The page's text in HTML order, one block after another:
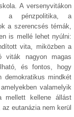
A versenyvitákon
a pénzpolitika, a
a szerencsés témák,
is mellé lehet nyúlni:
vita, miközben a
viták nagyon magas
és fontos, hogy
demokratikus mindkét
valamelyik
mellett kellene állást
eutanázia nem kerül